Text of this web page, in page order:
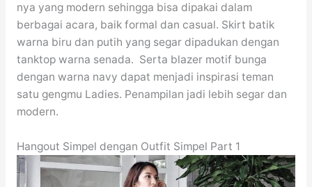
nya yang modern sehingga bisa dipakai dalam
berbagai acara, baik formal dan casual. Skirt batik
warna biru dan putih yang segar dipadukan dengan
tanktop warna senada. Serta blazer motif bunga
dengan warna navy dapat menjadi inspirasi teman
satu gengmu Ladies. Penampilan jadi lebih segar dan
modern.
Hangout Simpel dengan Outfit Simpel Part 1